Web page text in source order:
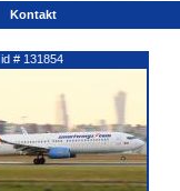
Kontakt
id # 131854